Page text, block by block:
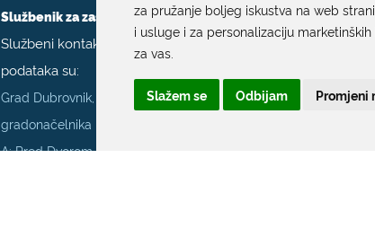
za pružanje boljeg iskustva na web
i usluge i za personalizaciju
za vas
Slažem se Odbijam Promjeni
Službenik za zaštitu podataka
Službeni kontakt podaci službenika za zaštitu
podataka su:
Grad Dubrovnik, Upravni odjel za poslove
gradonačelnika
A: Pred Dvorom 1; E:
Radno
T:+385